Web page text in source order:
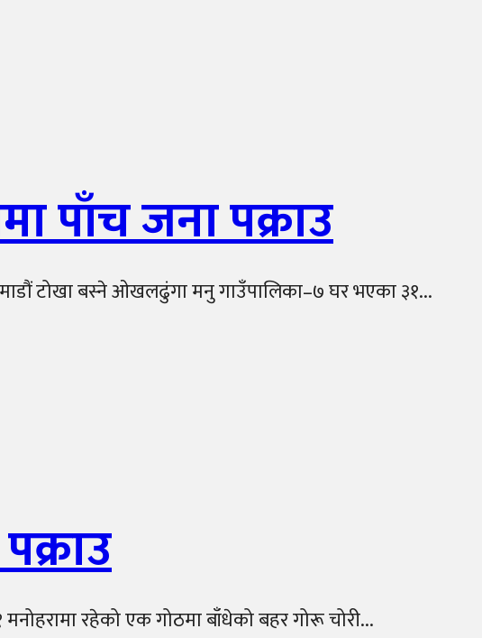
पाँच जना पक्राउ
टोखा बस्ने ओखलढुंगा मनु गाउँपालिका–७ घर भएका ३१...
रहेको एक गोठमा बाँधेको बहर गोरू चोरी...